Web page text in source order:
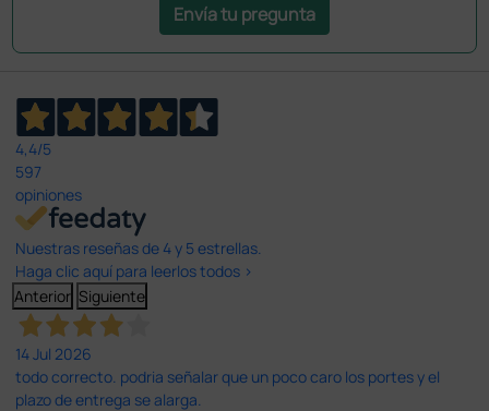
Envía tu pregunta
4,4/5
597
opiniones
Nuestras reseñas de 4 y 5 estrellas.
Haga clic aquí para leerlos todos >
Anterior Siguiente
14 Jul 2026
todo correcto. podria señalar que un poco caro los portes y el
plazo de entrega se alarga.